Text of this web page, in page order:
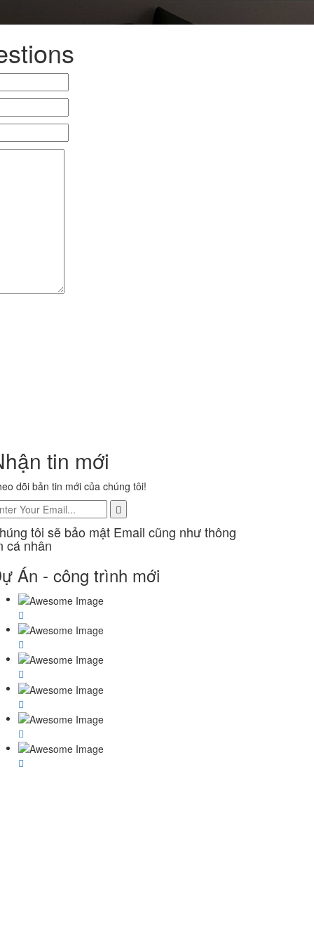
tin mới
dõi bản tin mới của chúng tôi!
tôi sẽ bảo mật Email cũng như thông
cá nhân
Án - công trình mới